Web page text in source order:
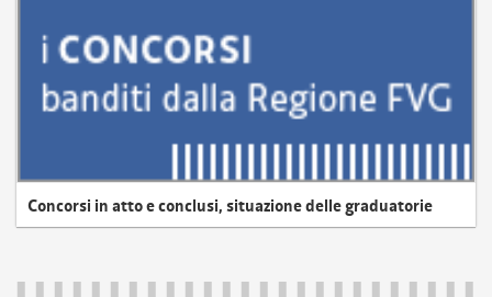
Concorsi in atto e conclusi, situazione delle graduatorie